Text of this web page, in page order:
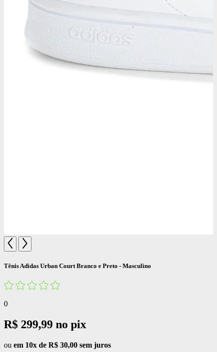
Tênis Adidas Urban Court Branco e Preto - Masculino
0
R$ 299,99 no pix
ou em 10x de R$ 30,00 sem juros